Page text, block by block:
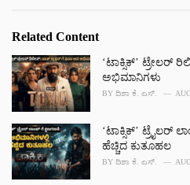
Related Content
‘ಟಾಕ್ಸಿಕ್’ ಟ್ರೇಲರ್
ಅಭಿಮಾನಿಗಳು
BY ದಿಶಾ ಕೆ. ಎಸ್.
‘ಟಾಕ್ಸಿಕ್’ ಟ್ರೈಲರ್‌
ಹೆಚ್ಚಿದ ಕುತೂಹಲ
BY ದಿಶಾ ಕೆ. ಎಸ್.